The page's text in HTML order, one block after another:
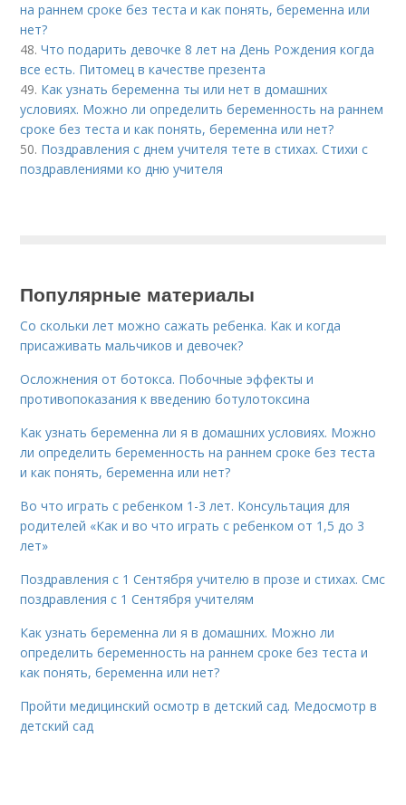
на раннем сроке без теста и как понять, беременна или
нет?
48.Что подарить девочке 8 лет на День Рождения когда
все есть. Питомец в качестве презента
49. Как узнать беременна ты или нет в домашних
условиях. Можно ли определить беременность на раннем
сроке без теста и как понять, беременна или нет?
50. Поздравления с днем учителя тете в стихах. Стихи с
поздравлениями ко дню учителя
Популярные материалы
Со скольки лет можно сажать ребенка. Как и когда
присаживать мальчиков и девочек?
Осложнения от ботокса. Побочные эффекты и
противопоказания к введению ботулотоксина
Как узнать беременна ли я в домашних условиях. Можно
ли определить беременность на раннем сроке без теста
и как понять, беременна или нет?
Во что играть с ребенком 1-3 лет. Консультация для
родителей «Как и во что играть с ребенком от 1,5 до 3
лет»
Поздравления с 1 Сентября учителю в прозе и стихах. Смс
поздравления с 1 Сентября учителям
Как узнать беременна ли я в домашних. Можно ли
определить беременность на раннем сроке без теста и
как понять, беременна или нет?
Пройти медицинский осмотр в детский сад. Медосмотр в
детский сад